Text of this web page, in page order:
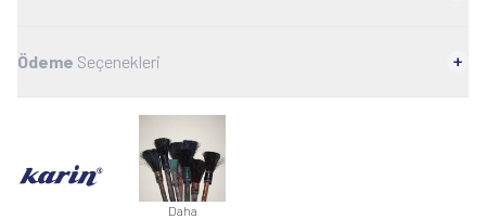
Ödeme Seçenekleri
Daha